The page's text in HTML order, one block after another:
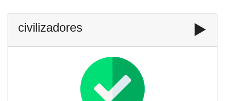
civilizadores ▶️